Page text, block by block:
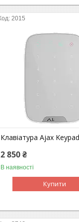
2015
Клавіатура Ajax
2 850 ₴
В наявності
Купити